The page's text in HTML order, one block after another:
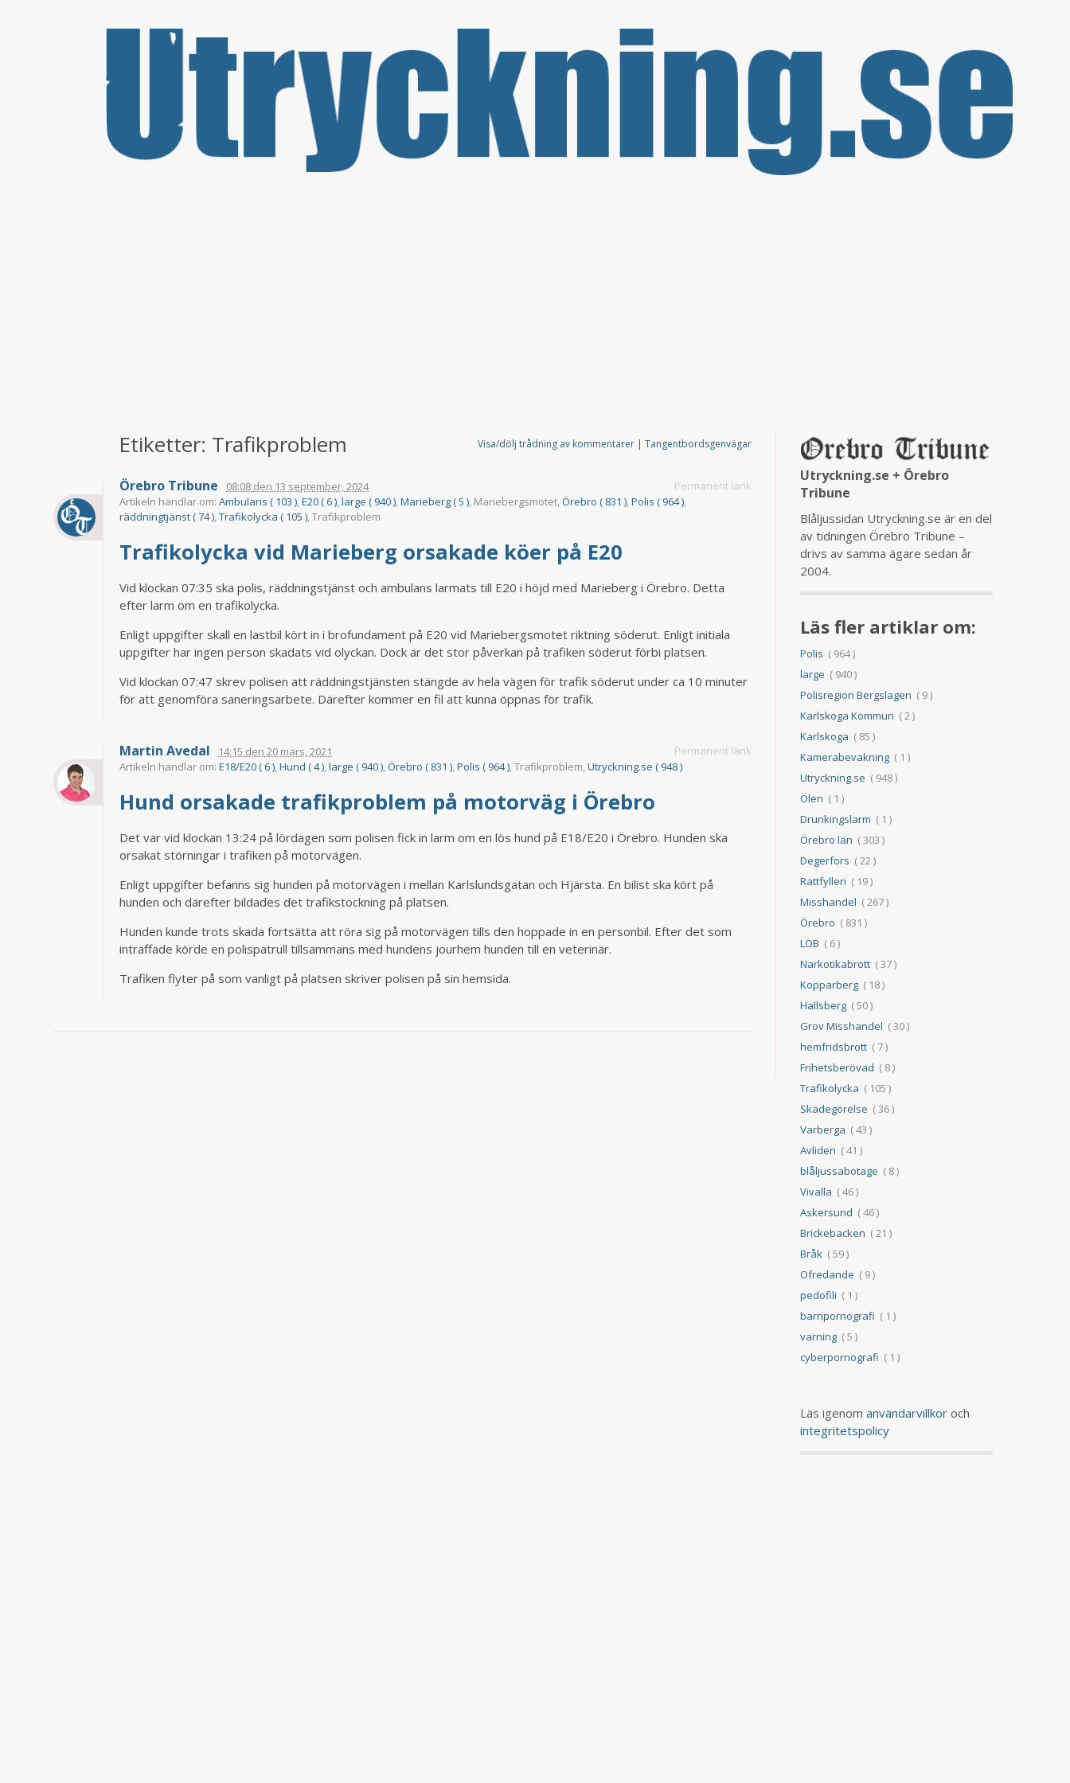
Etiketter: Trafikproblem Visa/dölj trådning av kommentarer |Tangentbordsgenvägar
Örebro Tribune 08:08 den 13 september, 2024
Permanent länk
Artikeln handlar om:Ambulans ( 103 ),E20 ( 6 ),large ( 940 ),Marieberg ( 5 ), Mariebergsmotet,Örebro ( 831 ),Polis ( 964 ),
räddningtjänst ( 74 ),Trafikolycka ( 105 ), Trafikproblem
Trafikolycka vid Marieberg orsakade köer på E20
Vid klockan 07:35 ska polis, räddningstjänst och ambulans larmats till E20 i höjd med Marieberg i Örebro. Detta
efter larm om en trafikolycka.
Enligt uppgifter skall en lastbil kört in i brofundament på E20 vid Mariebergsmotet riktning söderut. Enligt initiala
uppgifter har ingen person skadats vid olyckan. Dock är det stor påverkan på trafiken söderut förbi platsen.
Vid klockan 07:47 skrev polisen att räddningstjänsten stängde av hela vägen för trafik söderut under ca 10 minuter
för att genomföra saneringsarbete. Därefter kommer en fil att kunna öppnas för trafik.
Martin Avedal 14:15 den 20 mars, 2021
Permanent länk
Artikeln handlar om:E18/E20 ( 6 ),Hund ( 4 ),large ( 940 ),Örebro ( 831 ),Polis ( 964 ), Trafikproblem,Utryckning.se ( 948 )
Hund orsakade trafikproblem på motorväg i Örebro
Det var vid klockan 13:24 på lördagen som polisen fick in larm om en lös hund på E18/E20 i Örebro. Hunden ska
orsakat störningar i trafiken på motorvägen.
Enligt uppgifter befanns sig hunden på motorvägen i mellan Karlslundsgatan och Hjärsta. En bilist ska kört på
hunden och därefter bildades det trafikstockning på platsen.
Hunden kunde trots skada fortsätta att röra sig på motorvägen tills den hoppade in en personbil. Efter det som
inträffade körde en polispatrull tillsammans med hundens jourhem hunden till en veterinär.
Trafiken flyter på som vanligt på platsen skriver polisen på sin hemsida.
Utryckning.se + Örebro
Tribune
Blåljussidan Utryckning.se är en del
av tidningen Örebro Tribune –
drivs av samma ägare sedan år
2004.
Läs fler artiklar om:
Polis ( 964 )
large ( 940 )
Polisregion Bergslagen ( 9 )
Karlskoga Kommun ( 2 )
Karlskoga ( 85 )
Kamerabevakning( 1 )
Utryckning.se ( 948 )
Ölen ( 1 )
Drunkingslarm ( 1 )
Örebro län ( 303 )
Degerfors ( 22 )
Rattfylleri ( 19 )
Misshandel ( 267 )
Örebro ( 831 )
LOB ( 6 )
Narkotikabrott( 37 )
Kopparberg( 18 )
Hallsberg( 50 )
Grov Misshandel ( 30 )
hemfridsbrott( 7 )
Frihetsberövad ( 8 )
Trafikolycka ( 105 )
Skadegörelse ( 36 )
Varberga ( 43 )
Avliden ( 41 )
blåljussabotage ( 8 )
Vivalla ( 46 )
Askersund ( 46 )
Brickebacken ( 21 )
Bråk( 59 )
Ofredande ( 9 )
pedofili ( 1 )
barnpornografi ( 1 )
varning( 5 )
cyberpornografi ( 1 )
Läs igenom användarvillkoroch
integritetspolicy